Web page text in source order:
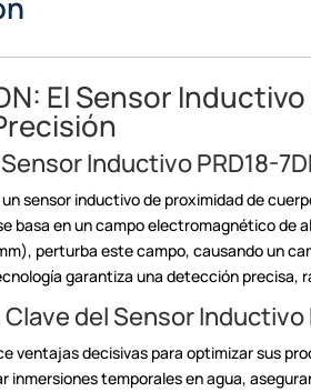
El Sensor Inductivo
Inductivo PRD18-
un sensor inductivo de proximidad de
basa en un campo electromagnético de
perturba este campo, causando un
garantiza una detección precisa,
del Sensor Inductivo
ventajas decisivas para optimizar sus
inmersiones temporales en agua,